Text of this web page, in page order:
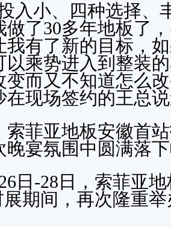
入小、四种选择、
做了30多年地板了
我有了新的目标，
以乘势进入到整装
变而又不知道怎么
在现场签约的王总
索菲亚地板安徽首
晚宴氛围中圆满落
日-28日，索菲亚
期间，再次隆重